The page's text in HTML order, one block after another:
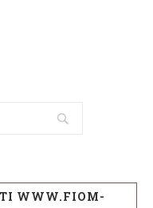
WWW.FIOM-